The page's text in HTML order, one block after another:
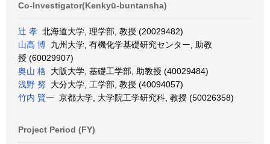
Co-Investigator(Kenkyū-buntansha)
辻 孝 北海道大学, 理学部, 教授 (20029482)
山高 博 九州大学, 有機化学基礎研究センター, 助教
授 (60029907)
奥山 格 大阪大学, 基礎工学部, 助教授 (40029484)
浅野 努 大分大学, 工学部, 教授 (40094057)
竹内 賢一 京都大学, 大学院工学研究科, 教授 (50026358)
Project Period (FY)